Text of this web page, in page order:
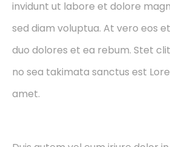
invidunt ut labore et dolore
sed diam voluptua. At vero eos
duo dolores et ea rebum. Stet
no sea takimata sanctus est
amet.